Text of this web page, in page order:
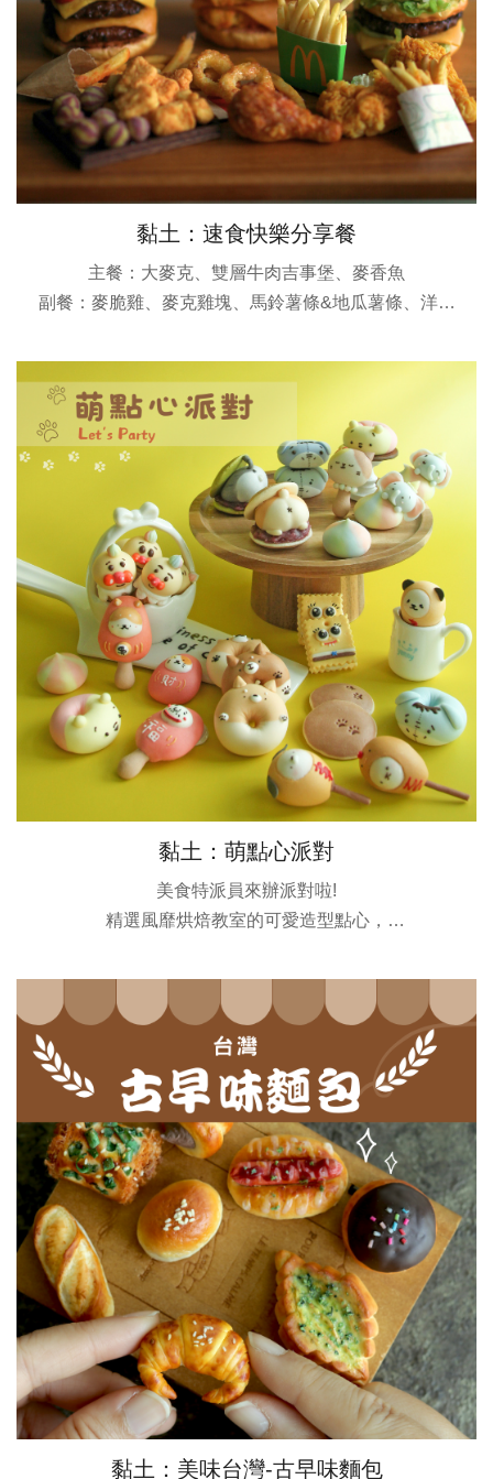
黏土：速食快樂分享餐
主餐：大麥克、雙層牛肉吉事堡、麥香魚
副餐：麥脆雞、麥克雞塊、馬鈴薯條&地瓜薯條、洋蔥
課堂附贈：展示麵包板
黏土：萌點心派對
美食特派員來辦派對啦!
精選風靡烘焙教室的可愛造型點心，
讓卡哇伊點心永保姿態，不受保存期限制。
黏土：美味台灣-古早味麵包